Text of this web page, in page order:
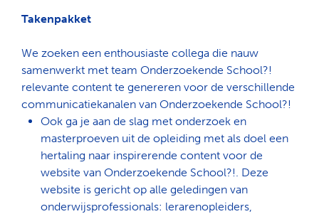
Takenpakket
We zoeken een enthousiaste collega die nauw
samenwerkt met team Onderzoekende School?!
relevante content te genereren voor de verschillende
communicatiekanalen van Onderzoekende School?!
Ook ga je aan de slag met onderzoek en
masterproeven uit de opleiding met als doel een
hertaling naar inspirerende content voor de
website van Onderzoekende School?!. Deze
website is gericht op alle geledingen van
onderwijsprofessionals: lerarenopleiders,